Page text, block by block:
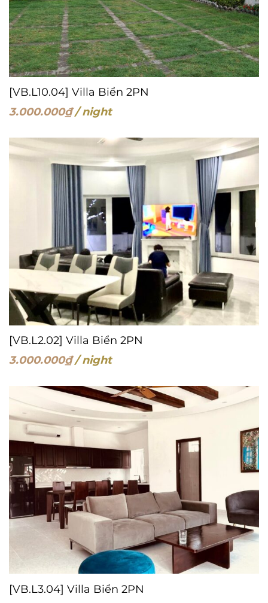
[VB.L10.04] Villa Biển 2PN
3.000.000₫/ night
[VB.L2.02] Villa Biển 2PN
3.000.000₫/ night
[VB.L3.04] Villa Biển 2PN